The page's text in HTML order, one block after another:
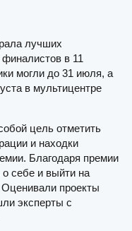
лучших
в 11
могли до 31 июля, а
в мультицентре
цель отметить
и находки
Благодаря премии
о себе и выйти на
проекты
эксперты с